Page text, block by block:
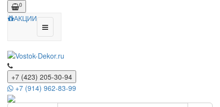
0
АКЦИИ
+7 (423) 205-30-94
+7 (914) 962-83-99